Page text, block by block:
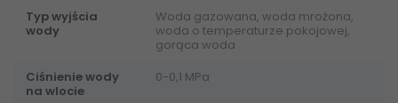
Typ wyjścia
wody
Woda gazowana, woda mrożona,
woda o temperaturze pokojowej,
gorąca woda
Ciśnienie wody
na wlocie
0-0,1 MPa